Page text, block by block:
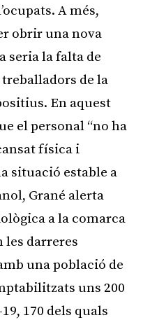
A més,
obrir una nova
seria la falta de
de la
En aquest
el personal “no ha
física i
situació estable a
Grané alerta
a la comarca
les darreres
una població de
uns 200
170 dels quals